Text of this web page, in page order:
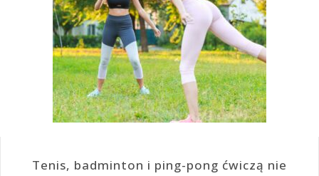
Tenis, badminton i ping-pong ćwiczą nie